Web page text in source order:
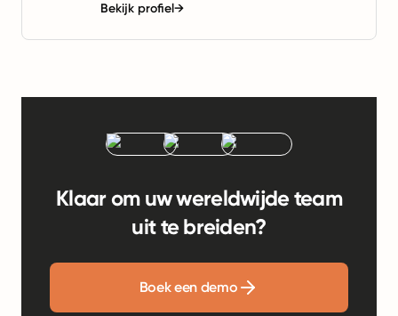
Bekijk profiel→
Klaar om uw wereldwijde team
uit te breiden?
Boek een demo